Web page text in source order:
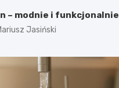
– modnie i funkcjonalnie
Jasiński